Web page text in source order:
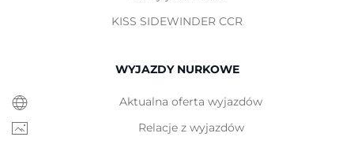
KISS SIDEWINDER CCR
WYJAZDY NURKOWE
Aktualna oferta wyjazdów
Relacje z wyjazdów